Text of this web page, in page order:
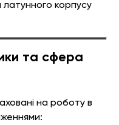
корпусу
та сфера
на роботу в